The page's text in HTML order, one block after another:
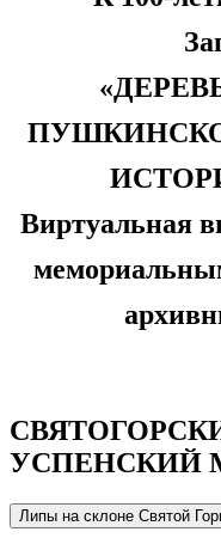
Виртуальная
УСПЕНСКИЙ
Липы на склоне